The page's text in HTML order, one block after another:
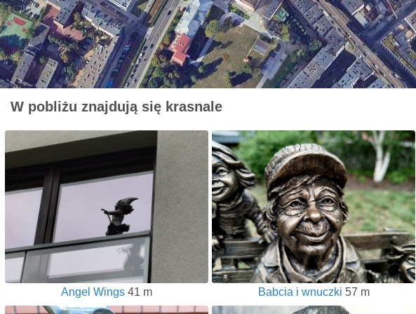
W pobliżu znajdują się krasnale
Angel Wings 41 m Babcia i wnuczki 57 m